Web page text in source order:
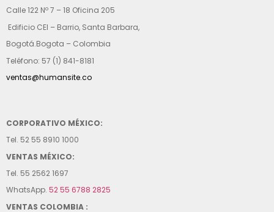
Calle 122 Nº 7 – 18 Oficina 205
Edificio CEI – Barrio, Santa Barbara,
Bogotá.Bogota – Colombia
Teléfono: 57 (1) 841-8181
ventas@humansite.co
CORPORATIVO MÉXICO:
Tel. 52 55 8910 1000
VENTAS MÉXICO:
Tel. 55 2562 1697
WhatsApp. 52 55 6788 2825
VENTAS COLOMBIA :